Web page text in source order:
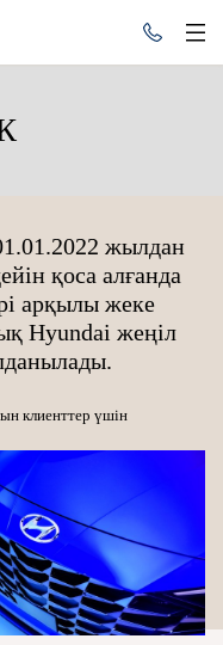
жылдан
қоса алғанда
арқылы жеке
Hyundai жеңіл
клиенттер үшін